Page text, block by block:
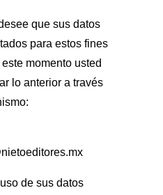
que sus datos
para estos fines
momento usted
lo anterior a través
de sus datos